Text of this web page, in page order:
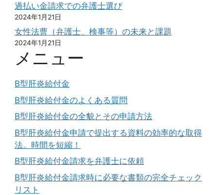
過払い金請求での弁護士選び
2024年1月21日
女性法曹（弁護士、検事等）の未来と課題
2024年1月21日
メニュー
B型肝炎給付金
B型肝炎給付金のよくある質問
B型肝炎給付金の全貌とその申請方法
B型肝炎給付金申請で提出する資料の効率的な取得
法。時間を短縮！
B型肝炎給付金請求を弁護士に依頼
B型肝炎給付金請求時に必要な書類の完全チェック
リスト